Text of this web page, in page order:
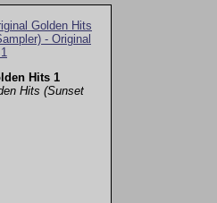
Hits 1
Hits (Sunset